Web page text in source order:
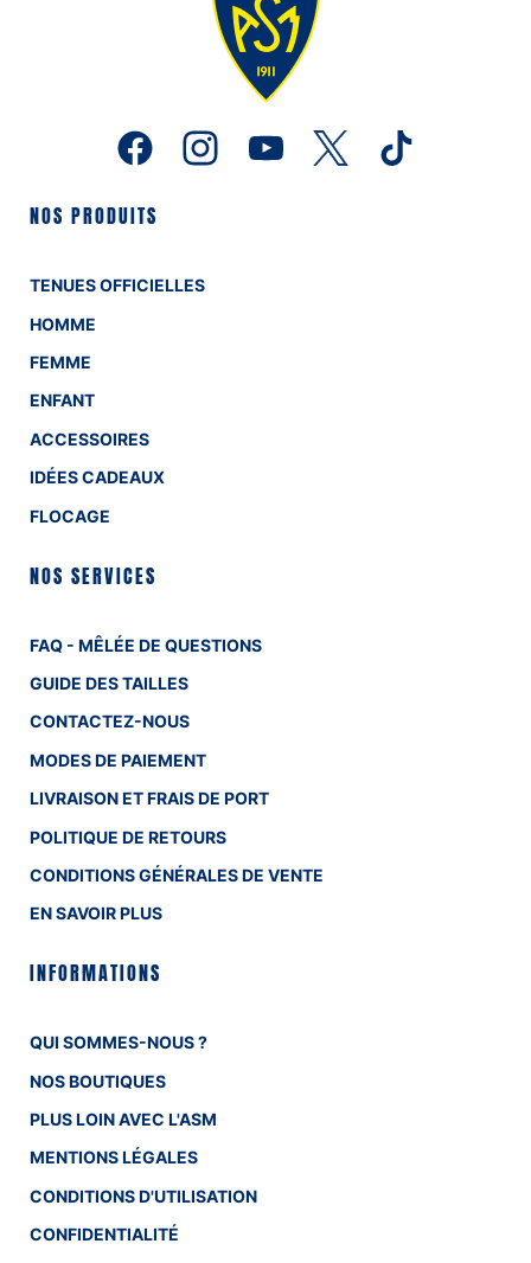
NOS PRODUITS
TENUES OFFICIELLES
HOMME
FEMME
ENFANT
ACCESSOIRES
IDÉES CADEAUX
FLOCAGE
NOS SERVICES
FAQ - MÊLÉE DE QUESTIONS
GUIDE DES TAILLES
CONTACTEZ-NOUS
MODES DE PAIEMENT
LIVRAISON ET FRAIS DE PORT
POLITIQUE DE RETOURS
CONDITIONS GÉNÉRALES DE VENTE
EN SAVOIR PLUS
INFORMATIONS
QUI SOMMES-NOUS ?
NOS BOUTIQUES
PLUS LOIN AVEC L'ASM
MENTIONS LÉGALES
CONDITIONS D'UTILISATION
CONFIDENTIALITÉ